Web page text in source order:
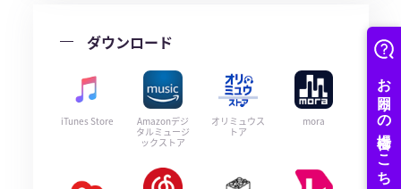
ダウンロード
iTunes Store
Amazonデジ
タルミュージ
ックストア
オリミュウス
トア
mora